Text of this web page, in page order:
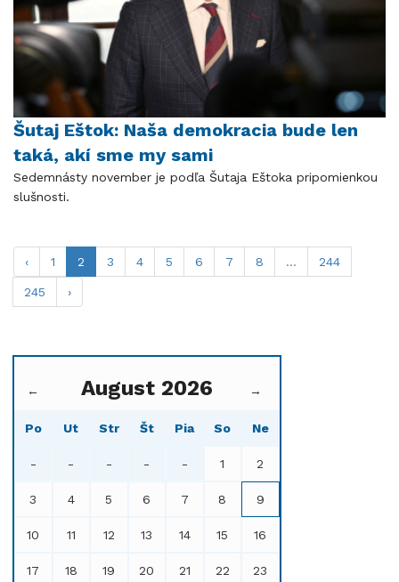
Šutaj Eštok: Naša demokracia bude len
taká, akí sme my sami
Sedemnásty november je podľa Šutaja Eštoka pripomienkou
slušnosti.
‹ 1 2 3 4 5 6 7 8 ... 244
245 ›
← August 2026 →
Po Ut Str Št Pia So Ne
- - - - - 1 2
3 4 5 6 7 8 9
10 11 12 13 14 15 16
17 18 19 20 21 22 23